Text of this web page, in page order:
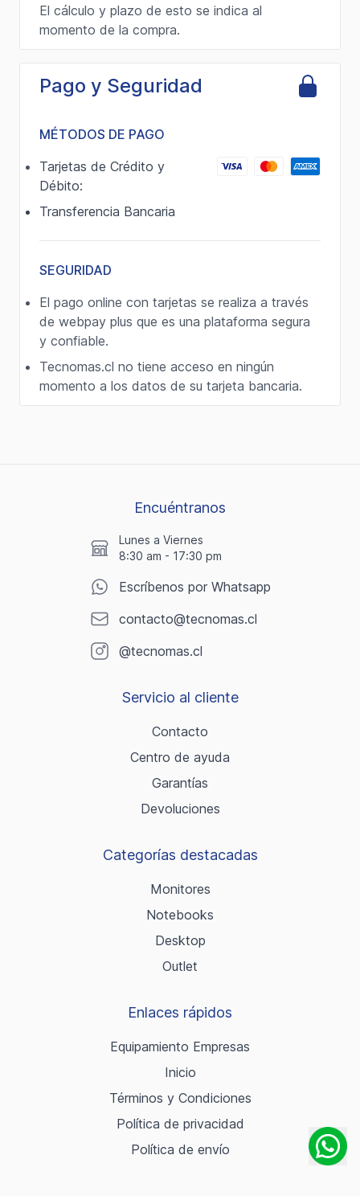
El cálculo y plazo de esto se indica al
momento de la compra.
Pago y Seguridad
MÉTODOS DE PAGO
Tarjetas de Crédito y
Débito:
Transferencia Bancaria
SEGURIDAD
El pago online con tarjetas se realiza a través
de webpay plus que es una plataforma segura
y confiable.
Tecnomas.cl no tiene acceso en ningún
momento a los datos de su tarjeta bancaria.
Encuéntranos
Lunes a Viernes
8:30 am - 17:30 pm
Escríbenos por Whatsapp
contacto@tecnomas.cl
@tecnomas.cl
Servicio al cliente
Contacto
Centro de ayuda
Garantías
Devoluciones
Categorías destacadas
Monitores
Notebooks
Desktop
Outlet
Enlaces rápidos
Equipamiento Empresas
Inicio
Términos y Condiciones
Política de privacidad
Política de envío